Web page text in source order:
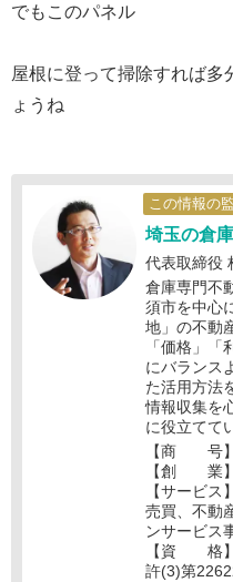
でもこのパネル
屋根に登って掃除すれば多
ょうね
この情報の
埼玉の倉
代表取締役
倉庫専門不
須市を中心
地」の不動
「価格」
にバランス
た活用方法
情報収集を
に役立てて
【商 号】
【創 業
【サービ
売買、不動
ンサービス
【資 格】
許(3)第